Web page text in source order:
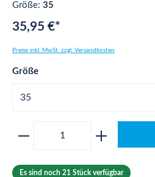
Größe: 35
35,95 €*
Preise inkl. MwSt. zzgl. Versandkosten
Größeauswählen
Produkt Anzahl: Gib
Es sind noch 21 Stück verfügbar